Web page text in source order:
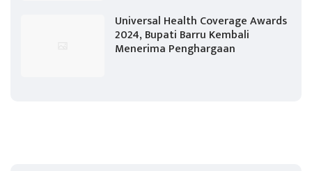
Universal Health Coverage Awards
2024, Bupati Barru Kembali
Menerima Penghargaan